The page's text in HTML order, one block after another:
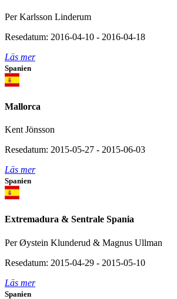
Per Karlsson Linderum
Resedatum: 2016-04-10 - 2016-04-18
Läs mer
Spanien
Mallorca
Kent Jönsson
Resedatum: 2015-05-27 - 2015-06-03
Läs mer
Spanien
Extremadura & Sentrale Spania
Per Øystein Klunderud & Magnus Ullman
Resedatum: 2015-04-29 - 2015-05-10
Läs mer
Spanien